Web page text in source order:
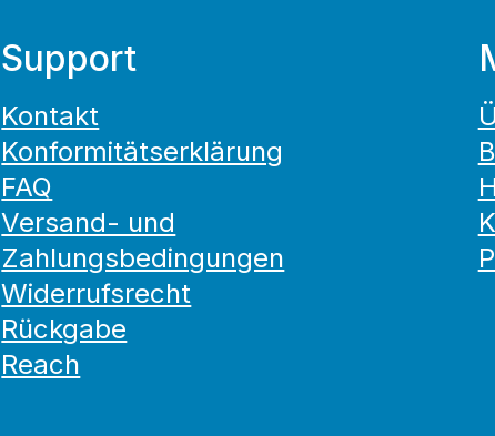
Support
Kontakt
Konformitätserklärung
FAQ
Versand- und
Zahlungsbedingungen
Widerrufsrecht
Rückgabe
Reach